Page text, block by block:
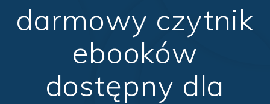
darmowy czytnik
ebooków
dostępny dla